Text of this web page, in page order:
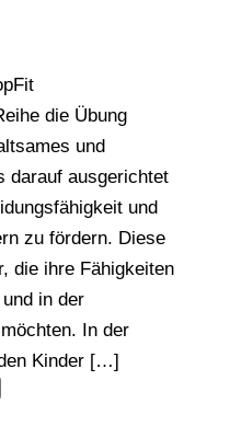
die Übung
und
darauf ausgerichtet
und
zu fördern. Diese
die ihre Fähigkeiten
in der
In der
Kinder […]